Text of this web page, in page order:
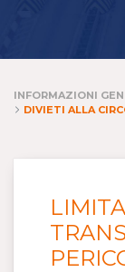
DIVIETI ALLA